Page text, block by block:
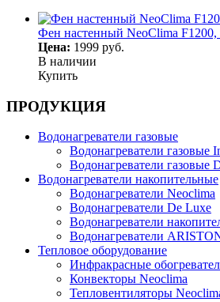
Фен настенный NeoClima
Цена: 1999 руб.
В наличии
Купить
ПРОДУКЦИЯ
Водонагреватели газовые
Водонагреватели газовые
Водонагреватели газовые
Водонагреватели накопительные
Водонагреватели Neoclima
Водонагреватели De Luxe
Водонагреватели
Водонагреватели
Тепловое оборудование
Инфракрасные
Конвекторы Neoclima
Тепловентиляторы